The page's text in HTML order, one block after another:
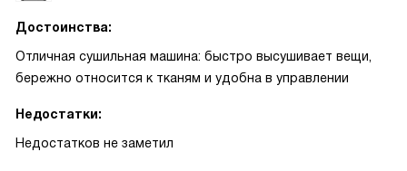
Достоинства:
Отличная сушильная машина: быстро высушивает вещи,
бережно относится к тканям и удобна в управлении
Недостатки:
Недостатков не заметил